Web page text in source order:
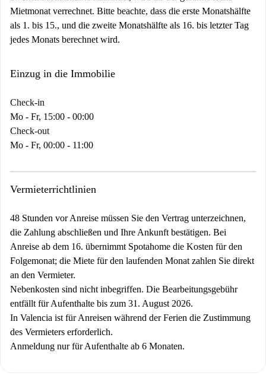
Mietmonat verrechnet. Bitte beachte, dass die erste Monatshälfte
als 1. bis 15., und die zweite Monatshälfte als 16. bis letzter Tag
jedes Monats berechnet wird.
Einzug in die Immobilie
Check-in
Mo - Fr, 15:00 - 00:00
Check-out
Mo - Fr, 00:00 - 11:00
Vermieterrichtlinien
48 Stunden vor Anreise müssen Sie den Vertrag unterzeichnen,
die Zahlung abschließen und Ihre Ankunft bestätigen. Bei
Anreise ab dem 16. übernimmt Spotahome die Kosten für den
Folgemonat; die Miete für den laufenden Monat zahlen Sie direkt
an den Vermieter.
Nebenkosten sind nicht inbegriffen. Die Bearbeitungsgebühr
entfällt für Aufenthalte bis zum 31. August 2026.
In Valencia ist für Anreisen während der Ferien die Zustimmung
des Vermieters erforderlich.
Anmeldung nur für Aufenthalte ab 6 Monaten.